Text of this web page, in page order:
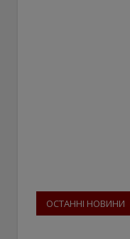
ОСТАННІ НОВИНИ